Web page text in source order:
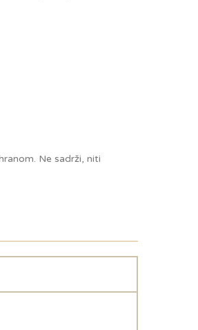
Ne sadrži, niti